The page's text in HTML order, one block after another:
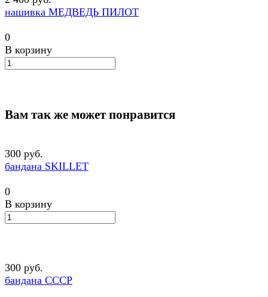
нашивка МЕДВЕДЬ ПИЛОТ
0
В корзину
Вам так же может понравится
300 руб.
бандана SKILLET
0
В корзину
300 руб.
бандана СССР